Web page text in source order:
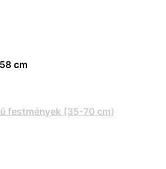
cm
festmények (35-70 cm)